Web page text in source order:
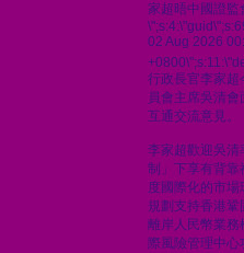
家超晤中國證監
02 Aug 2026
行政長官李家超
員會主席吳清
互通交流意見。
李家超歡迎吳清
制」下享有背靠
度國際化的市
規劃支持香港
離岸人民幣業務
際風險管理中